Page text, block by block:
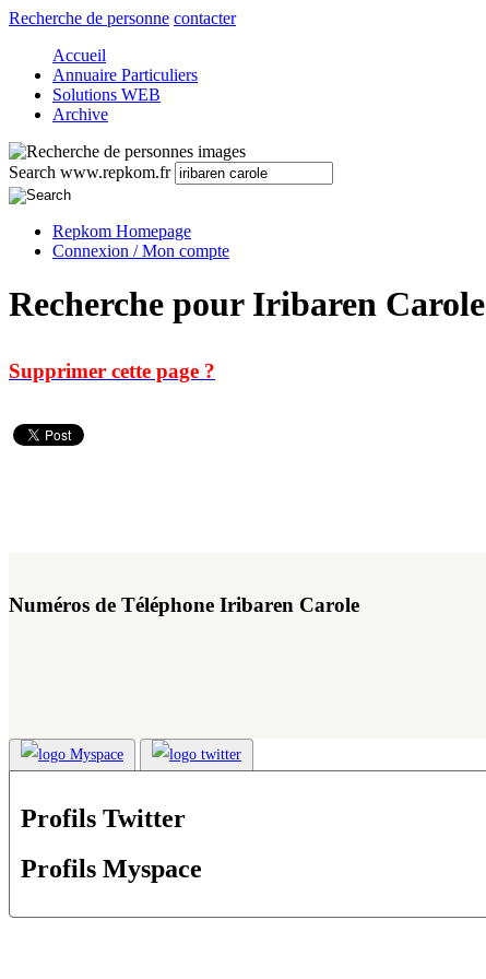
Recherche de personne contacter
Accueil
Annuaire Particuliers
Solutions WEB
Archive
Search www.repkom.fr
Repkom Homepage
Connexion / Mon compte
Recherche pour Iribaren Carole
Supprimer cette page ?
Numéros de Téléphone Iribaren Carole
Profils Twitter
Profils Myspace